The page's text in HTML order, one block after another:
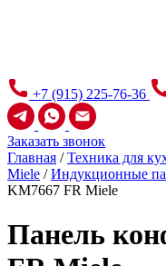
+7 (915) 225-76-36
Заказать звонок
Главная /Техника для
Miele /Индукционные
KM7667 FR Miele
Панель